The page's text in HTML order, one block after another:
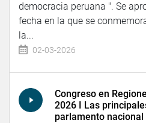
democracia peruana ". Se
fecha en la que se
la...
02-03-2026
Congreso en
2026 I Las
parlamento nacional